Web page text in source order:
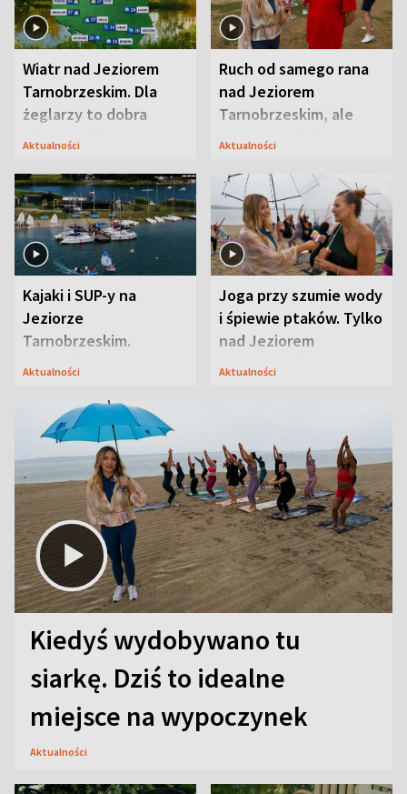
Wiatr nad Jeziorem
Tarnobrzeskim. Dla
żeglarzy to dobra
wiadomość
Aktualności
Ruch od samego rana
nad Jeziorem
Tarnobrzeskim, ale
ważna jest jedna
Aktualności
Kajaki i SUP-y na
Jeziorze
Tarnobrzeskim.
Przyrodnicy zwracają
Aktualności
Joga przy szumie wody
i śpiewie ptaków. Tylko
nad Jeziorem
Tarnobrzeskim
Aktualności
Kiedyś wydobywano tu
siarkę. Dziś to idealne
miejsce na wypoczynek
Aktualności